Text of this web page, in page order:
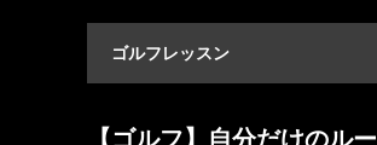
ゴルフレッスン
【ゴルフ】自分だけのル